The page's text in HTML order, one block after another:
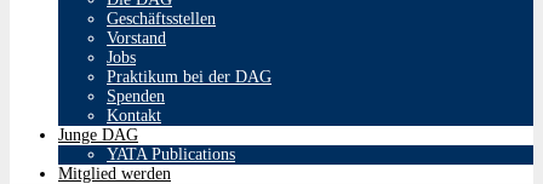
Geschäftsstellen
Vorstand
Jobs
Praktikum bei der DAG
Spenden
Kontakt
Junge DAG
YATA Publications
Mitglied werden